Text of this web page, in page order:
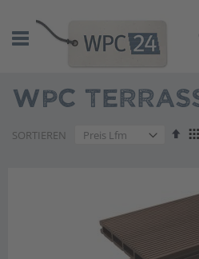
WPC
SORTIEREN